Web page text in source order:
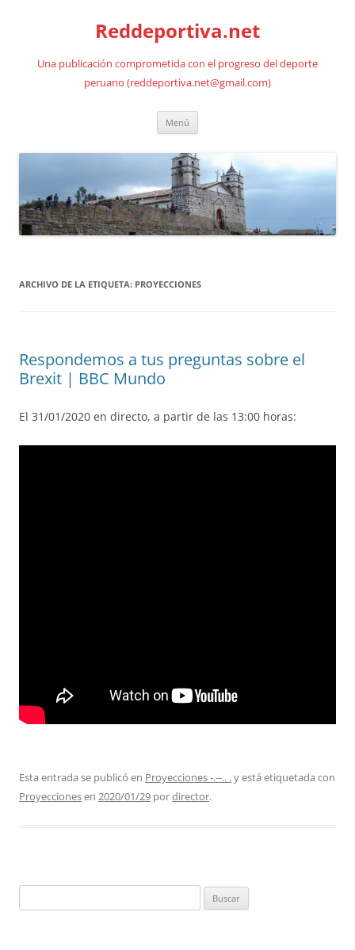
Reddeportiva.net
Una publicación comprometida con el progreso del deporte
peruano (reddeportiva.net@gmail.com)
Menú
ARCHIVO DE LA ETIQUETA: PROYECCIONES
Respondemos a tus preguntas sobre el
Brexit | BBC Mundo
El 31/01/2020 en directo, a partir de las 13:00 horas:
Esta entrada se publicó en Proyecciones -.--.. .y está etiquetada con
Proyeccionesen 2020/01/29 pordirector.